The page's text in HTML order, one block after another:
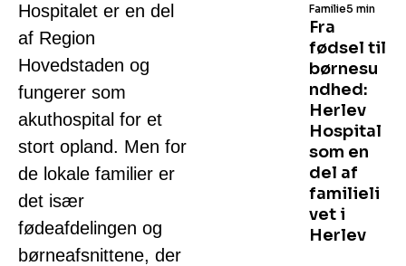
Hospitalet er en del
af Region
Hovedstaden og
fungerer som
akuthospital for et
stort opland. Men for
de lokale familier er
det især
fødeafdelingen og
børneafsnittene, der
Fra
fødsel til
børnesu
ndhed:
Herlev
Hospital
som en
del af
familieli
vet i
Herlev
Familie5 min